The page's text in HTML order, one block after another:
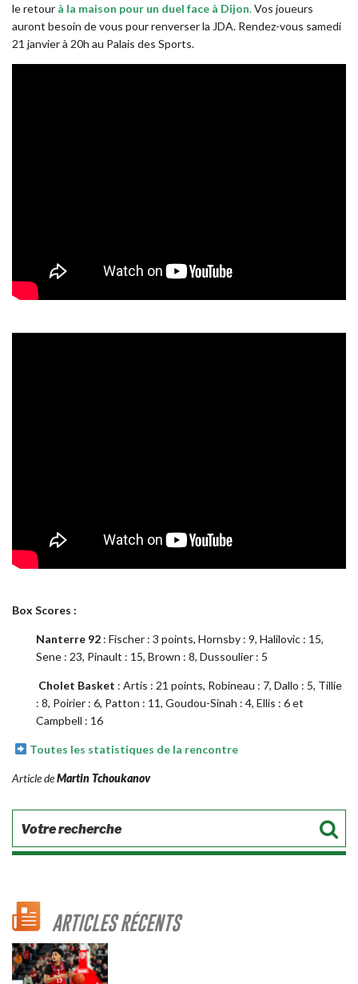
le retour à la maison pour un duel face à Dijon.Vos joueurs
auront besoin de vous pour renverser la JDA. Rendez-vous samedi
21 janvier à 20h au Palais des Sports.
Box Scores :
Nanterre 92 : Fischer : 3 points, Hornsby : 9, Halilovic : 15,
Sene : 23, Pinault : 15, Brown : 8, Dussoulier : 5
Cholet Basket : Artis : 21 points, Robineau : 7, Dallo : 5, Tillie
: 8, Poirier : 6, Patton : 11, Goudou-Sinah : 4, Ellis : 6 et
Campbell : 16
Toutes les statistiques de la rencontre
Article deMartin Tchoukanov
ARTICLES RÉCENTS